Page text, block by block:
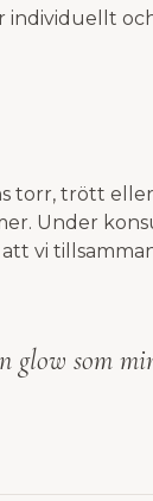
individuellt
torr, trött
Under
vi
glow som